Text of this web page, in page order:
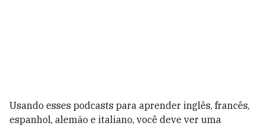
Usando esses podcasts para aprender inglês, francês,
espanhol, alemão e italiano, você deve ver uma